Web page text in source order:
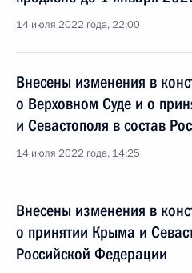
14 июля 2022 года, 22:00
Внесены изменения в
о Верховном Суде и о
и Севастополя в состав
14 июля 2022 года, 14:25
Внесены изменения в
о принятии Крыма и
Российской Федерации